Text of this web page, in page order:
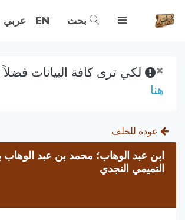
بحث EN عربي
× لكي ترى كافة البيانات
هنا
عودة للخلف
ابن عبد الوهاب؛ محمد بن عبد
التميمي النجدي